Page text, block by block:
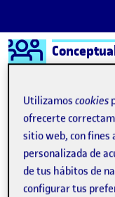
Saltar al contenido
Logo Ágora
Semestre 20221 -
8
Utilizamoscookies
ofrecerte
sitio web, con
personalizada de
de tus hábitos de
configurar tus